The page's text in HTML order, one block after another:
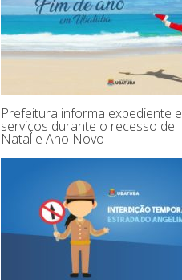
Prefeitura informa expediente e
serviços durante o recesso de
Natal e Ano Novo